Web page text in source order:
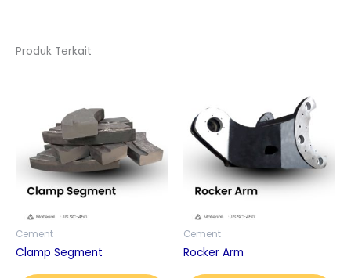
Produk Terkait
Cement
Clamp Segment
Cement
Rocker Arm